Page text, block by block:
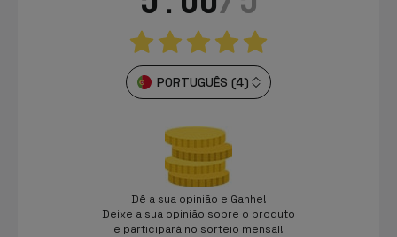
PORTUGUÊS (4)
Dê a sua opinião e Ganhe!
Deixe a sua opinião sobre o produto
e participará no sorteio mensal!